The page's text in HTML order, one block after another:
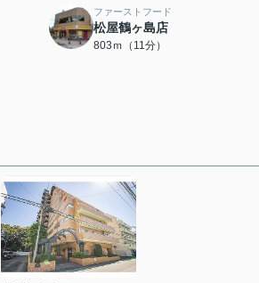
ファーストフード
松屋鶴ヶ島店
803ｍ（11分）